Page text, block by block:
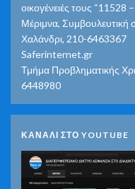
οικογένειές τους
Μέριμνα, Συμβουλευτική
Χαλάνδρι, 210-6463367
Saferinternet.gr
Τμήμα Προβληματικής
6448980
ΚΑΝΑΛΙ ΣΤΟ YOUTUBE